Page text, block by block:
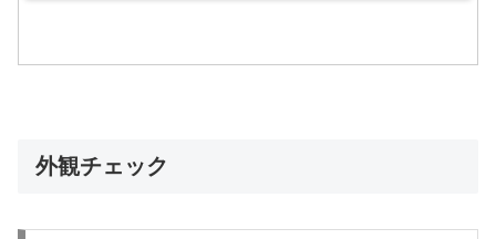
外観チェック